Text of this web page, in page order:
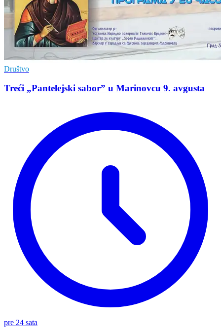
Društvo
Treći „Pantelejski sabor” u Marinovcu 9. avgusta
pre 24 sata